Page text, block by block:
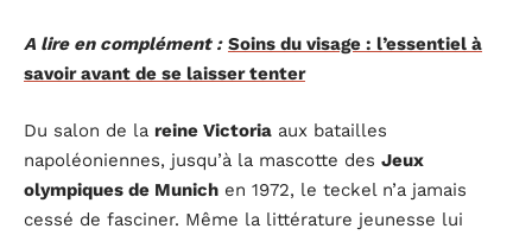
A lire en complément : Soins du visage : l’essentiel à
savoir avant de se laisser tenter
Du salon de la reine Victoria aux batailles
napoléoniennes, jusqu’à la mascotte des Jeux
olympiques de Munich en 1972, le teckel n’a jamais
cessé de fasciner. Même la littérature jeunesse lui